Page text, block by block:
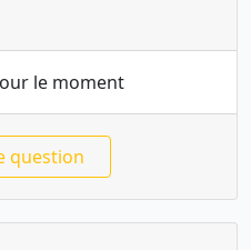
le moment
question